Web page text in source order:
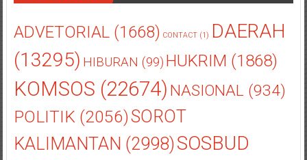
ADVETORIAL(1668) CONTACT(1) DAERAH
(13295) HIBURAN (99) HUKRIM (1868)
KOMSOS (22674) NASIONAL(934)
POLITIK(2056)SOROT
KALIMANTAN (2998)SOSBUD